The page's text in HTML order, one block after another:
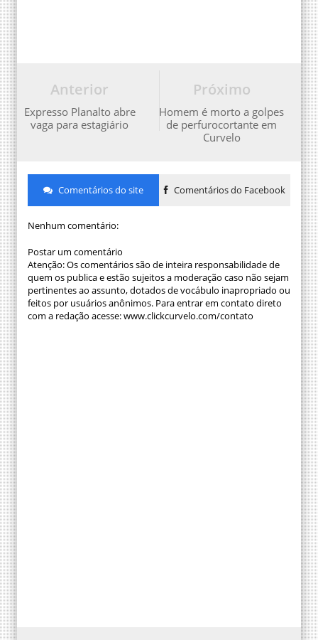
Próximo
Homem é morto a golpes
de perfurocortante em
Curvelo
Anterior
Expresso Planalto abre
vaga para estagiário
Comentários do site Comentários do Facebook
Nenhum comentário:
Postar um comentário
Atenção: Os comentários são de inteira responsabilidade de
quem os publica e estão sujeitos a moderação caso não sejam
pertinentes ao assunto, dotados de vocábulo inapropriado ou
feitos por usuários anônimos. Para entrar em contato direto
com a redação acesse: www.clickcurvelo.com/contato